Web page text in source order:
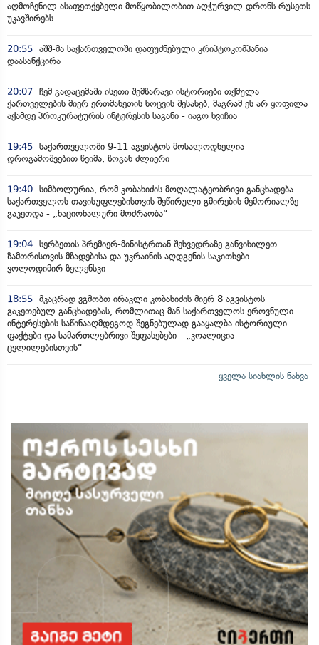
აღმოჩენილ ასაფეთქებელი მოწყობილობით აღჭურვილ დრონს რუსეთს
უკავშირებს
20:55 აშშ-მა საქართველოში დაფუძნებული კრიპტოკომპანია
დაასანქცირა
20:07 ჩემ გადაცემაში ისეთი შემზარავი ისტორიები თქმულა
ქართველების მიერ ერთმანეთის ხოცვის შესახებ, მაგრამ ეს არ ყოფილა
აქამდე პროკურატურის ინტერესის საგანი - იაგო ხვიჩია
19:45 საქართველოში 9-11 აგვისტოს მოსალოდნელია
დროგამოშვებით წვიმა, ზოგან ძლიერი
19:40 სიმბოლურია, რომ კობახიძის მოღალატეობრივი განცხადება
საქართველოს თავისუფლებისთვის შეწირული გმირების მემორიალზე
გაკეთდა - „ნაციონალური მოძრაობა“
19:04 სერბეთის პრემიერ-მინისტრთან შეხვედრაზე განვიხილეთ
ზამთრისთვის მზადებისა და უკრაინის აღდგენის საკითხები -
ვოლოდიმირ ზელენსკი
18:55 მკაცრად ვგმობთ ირაკლი კობახიძის მიერ 8 აგვისტოს
გაკეთებულ განცხადებას, რომლითაც მან საქართველოს ეროვნული
ინტერესების საწინააღმდეგოდ შეგნებულად გააყალბა ისტორიული
ფაქტები და სამართლებრივი შეფასებები - „კოალიცია
ცვლილებისთვის“
ყველა სიახლის ნახვა